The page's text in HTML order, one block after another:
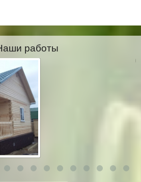
работы